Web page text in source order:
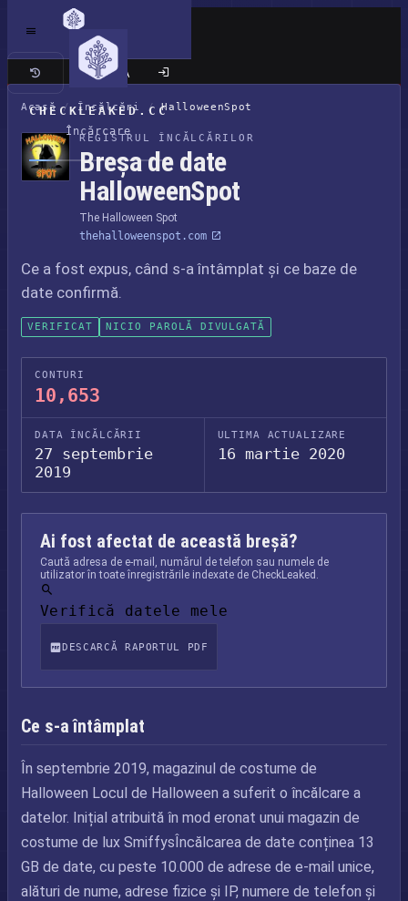
CHECKLEAKED.CC
Încărcare
Site clasic
Acasă / Încălcări / HalloweenSpot
REGISTRUL ÎNCĂLCĂRILOR
Breșa de date
HalloweenSpot
The Halloween Spot
thehalloweenspot.com
Ce a fost expus, când s-a întâmplat și ce baze de
date confirmă.
VERIFICAT NICIO PAROLĂ DIVULGATĂ
CONTURI
10,653
DATA ÎNCĂLCĂRII
27 septembrie
2019
ULTIMA ACTUALIZARE
16 martie 2020
Ai fost afectat de această breșă?
Caută adresa de e-mail, numărul de telefon sau numele de
utilizator în toate înregistrările indexate de CheckLeaked.
Verifică datele mele
DESCARCĂ RAPORTUL PDF
Ce s-a întâmplat
În septembrie 2019, magazinul de costume de
Halloween Locul de Halloween a suferit o încălcare a
datelor. Inițial atribuită în mod eronat unui magazin de
costume de lux SmiffysÎncălcarea de date conținea 13
GB de date, cu peste 10.000 de adrese de e-mail unice,
alături de nume, adrese fizice și IP, numere de telefon și